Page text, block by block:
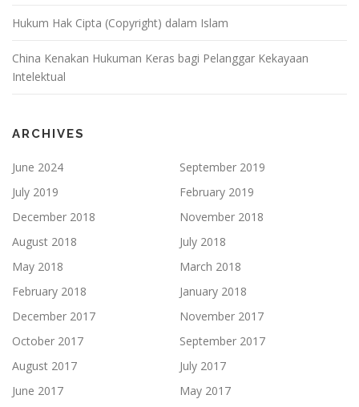
Hukum Hak Cipta (Copyright) dalam Islam
China Kenakan Hukuman Keras bagi Pelanggar Kekayaan
Intelektual
ARCHIVES
June 2024
September 2019
July 2019
February 2019
December 2018
November 2018
August 2018
July 2018
May 2018
March 2018
February 2018
January 2018
December 2017
November 2017
October 2017
September 2017
August 2017
July 2017
June 2017
May 2017